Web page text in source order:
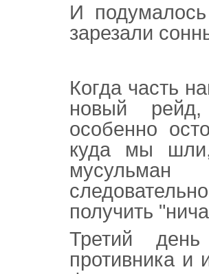
И
зарезали
Когда часть
новый
особенно
куда мы
получить
Третий
противника и